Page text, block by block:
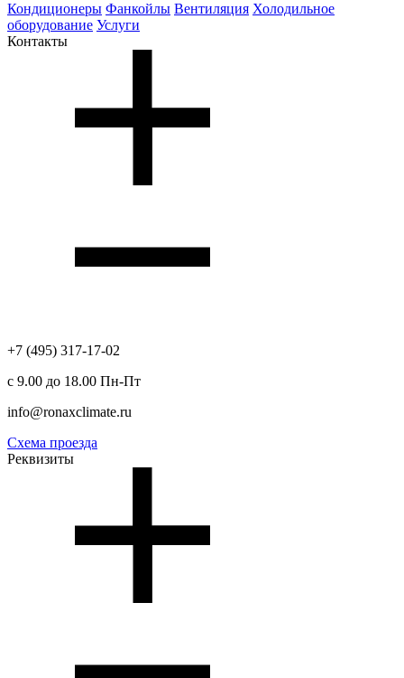
Кондиционеры Фанкойлы Вентиляция Холодильное
оборудование Услуги
Контакты
+7 (495) 317-17-02
с 9.00 до 18.00 Пн-Пт
info@ronaxclimate.ru
Схема проезда
Реквизиты